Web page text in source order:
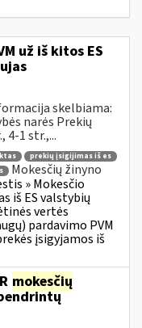
už iš kitos ES
skelbiama:
narės Prekių
4-1 str.,...
prekių įsigijimas iš es
Mokesčių žinyno
» Mokesčio
iš ES valstybių
vertės
pardavimo PVM
įsigyjamos iš
mokesčių